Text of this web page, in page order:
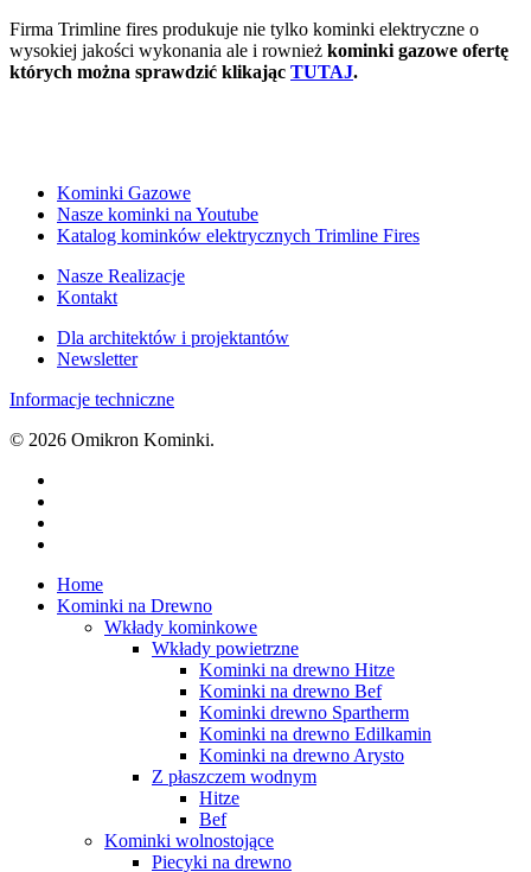
Firma Trimline fires produkuje nie tylko kominki elektryczne o
wysokiej jakości wykonania ale i rownież kominki gazowe ofertę
których można sprawdzić klikając TUTAJ.
Kominki Gazowe
Nasze kominki na Youtube
Katalog kominków elektrycznych Trimline Fires
Nasze Realizacje
Kontakt
Dla architektów i projektantów
Newsletter
Informacje techniczne
© 2026 Omikron Kominki.
Close
Menu
Home
Kominki na Drewno
Wkłady kominkowe
Wkłady powietrzne
Kominki na drewno Hitze
Kominki na drewno Bef
Kominki drewno Spartherm
Kominki na drewno Edilkamin
Kominki na drewno Arysto
Z płaszczem wodnym
Hitze
Bef
Kominki wolnostojące
Piecyki na drewno